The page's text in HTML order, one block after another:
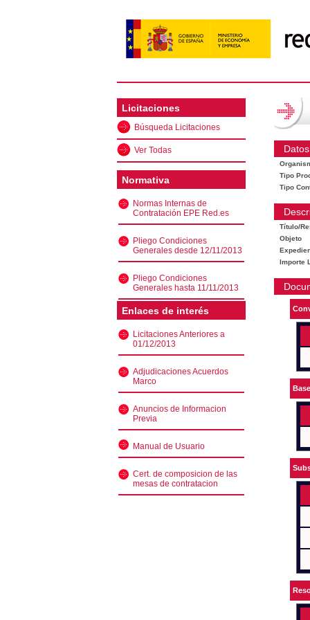
Licitaciones
Búsqueda Licitaciones
Ver Todas
Normativa
Normas Internas de
Contratación EPE Red.es
Pliego Condiciones
Generales desde 12/11/2013
Pliego Condiciones
Generales hasta 11/11/2013
Enlaces de interés
Licitaciones Anteriores a
01/12/2013
Adjudicaciones Acuerdos
Marco
Anuncios de Informacion
Previa
Manual de Usuario
Cert. de composicion de las
mesas de contratacion
Tipo
Tipo
Título/
Objeto
Importe